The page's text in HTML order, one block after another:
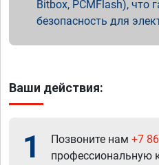
Bitbox, PCMFlash), что
безопасность для
Ваши действия:
1 Позвоните нам +7
профессиональную